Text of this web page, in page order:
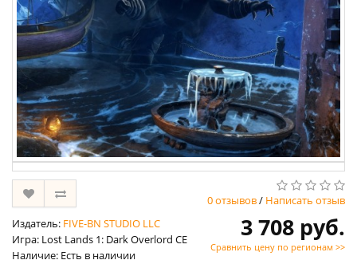
0 отзывов/ Написать отзыв
Издатель: FIVE-BN STUDIO LLC
Игра: Lost Lands 1: Dark Overlord CE
Наличие: Есть в наличии
3 708 руб.
Сравнить цену по регионам >>